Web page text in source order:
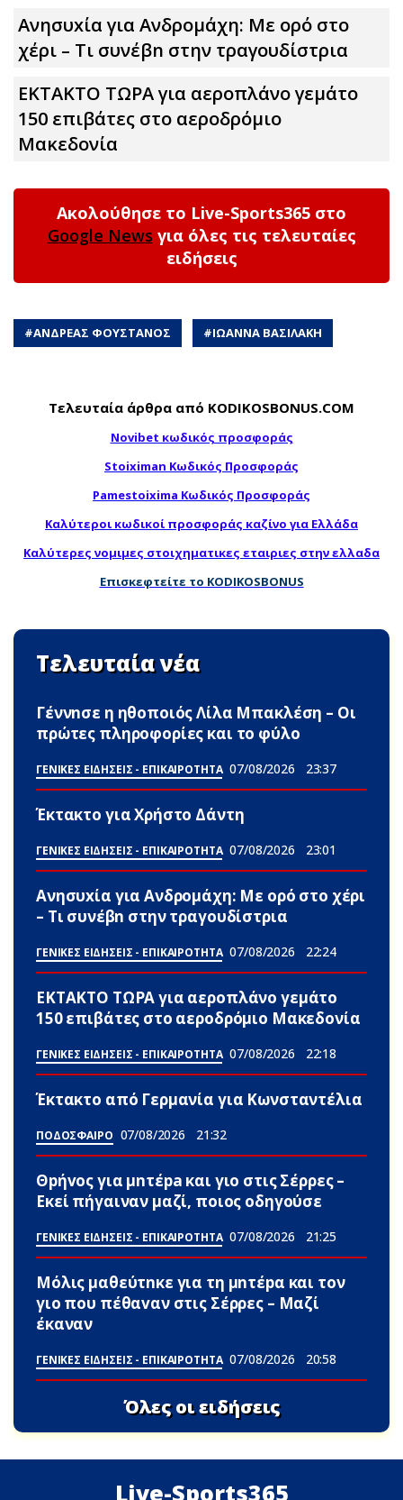
Ανησυxία για Ανδρομάχη: Με ορό στο
χέρι – Τι συνέβn στην τραγουδίστρια
ΕΚΤΑΚΤΟ ΤΩΡΑ για αεροπλάνο γεμάτο
150 επιβάτες στο αεροδρόμιο
Μακεδονία
Ακολούθησε το Live-Sports365 στο
Google News για όλες τις τελευταίες
ειδήσεις
#ΑΝΔΡΕΑΣ ΦΟΥΣΤΑΝΟΣ #ΙΩΑΝΝΑ ΒΑΣΙΛΑΚΗ
Τελευταία άρθρα από KODIKOSBONUS.COM
Novibet κωδικός προσφοράς
Stoiximan Κωδικός Προσφοράς
Pamestoixima Κωδικός Προσφοράς
Καλύτεροι κωδικοί προσφοράς καζίνο για Ελλάδα
Καλύτερες νομιμες στοιχηματικες εταιριες στην ελλαδα
Επισκεφτείτε το KODIKOSBONUS
Τελευταία νέα
Γέννnσε η ηθοποιός Λίλα Μπακλέση – Οι
πρώτες πληροφορίες και το φύλο
ΓΕΝΙΚΕΣ ΕΙΔΗΣΕΙΣ - ΕΠΙΚΑΙΡΟΤΗΤΑ 07/08/2026 23:37
Έκτακτο για Χρήστο Δάντη
ΓΕΝΙΚΕΣ ΕΙΔΗΣΕΙΣ - ΕΠΙΚΑΙΡΟΤΗΤΑ 07/08/2026 23:01
Ανησυxία για Ανδρομάχη: Με ορό στο χέρι
– Τι συνέβn στην τραγουδίστρια
ΓΕΝΙΚΕΣ ΕΙΔΗΣΕΙΣ - ΕΠΙΚΑΙΡΟΤΗΤΑ 07/08/2026 22:24
ΕΚΤΑΚΤΟ ΤΩΡΑ για αεροπλάνο γεμάτο
150 επιβάτες στο αεροδρόμιο Μακεδονία
ΓΕΝΙΚΕΣ ΕΙΔΗΣΕΙΣ - ΕΠΙΚΑΙΡΟΤΗΤΑ 07/08/2026 22:18
Έκτακτο από Γερμανία για Κωνσταντέλια
ΠΟΔΟΣΦΑΙΡΟ 07/08/2026 21:32
Θpήvος για μnτέpa και γιο στις Σέρρες –
Εκεί πήγαιναν μαζί, ποιος οδηγούσε
ΓΕΝΙΚΕΣ ΕΙΔΗΣΕΙΣ - ΕΠΙΚΑΙΡΟΤΗΤΑ 07/08/2026 21:25
Μόλις μαθεύτnκε για τη μnτέpα και τον
γιo που πέθαvαν στις Σέρρες – Μαζί
έκαναν
ΓΕΝΙΚΕΣ ΕΙΔΗΣΕΙΣ - ΕΠΙΚΑΙΡΟΤΗΤΑ 07/08/2026 20:58
Όλες οι ειδήσεις
Live-Sports365